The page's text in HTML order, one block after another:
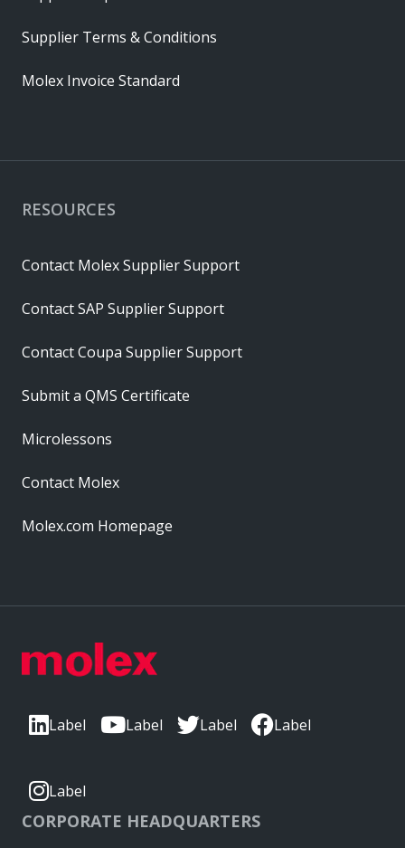
Label Label Label Label
Label
CORPORATE HEADQUARTERS
RESOURCES
Contact Molex Supplier Support
Contact SAP Supplier Support
Contact Coupa Supplier Support
Submit a QMS Certificate
Microlessons
Contact Molex
Molex.com Homepage
Supplier Terms & Conditions
Molex Invoice Standard